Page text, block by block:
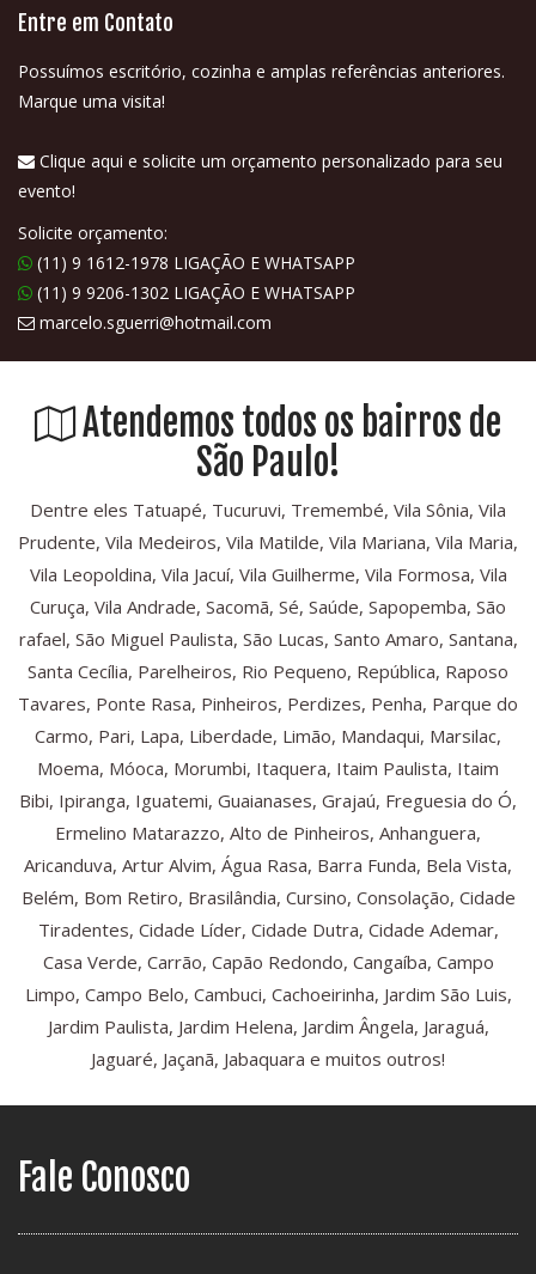
Entre em Contato
Possuímos escritório, cozinha e amplas referências anteriores.
Marque uma visita!
Clique aqui e solicite um orçamento personalizado para seu
evento!
Solicite orçamento:
(11) 9 1612-1978 LIGAÇÃO E WHATSAPP
(11) 9 9206-1302 LIGAÇÃO E WHATSAPP
marcelo.sguerri@hotmail.com
Atendemos todos os bairros de
São Paulo!
Dentre eles Tatuapé, Tucuruvi, Tremembé, Vila Sônia, Vila
Prudente, Vila Medeiros, Vila Matilde, Vila Mariana, Vila Maria,
Vila Leopoldina, Vila Jacuí, Vila Guilherme, Vila Formosa, Vila
Curuça, Vila Andrade, Sacomã, Sé, Saúde, Sapopemba, São
rafael, São Miguel Paulista, São Lucas, Santo Amaro, Santana,
Santa Cecília, Parelheiros, Rio Pequeno, República, Raposo
Tavares, Ponte Rasa, Pinheiros, Perdizes, Penha, Parque do
Carmo, Pari, Lapa, Liberdade, Limão, Mandaqui, Marsilac,
Moema, Móoca, Morumbi, Itaquera, Itaim Paulista, Itaim
Bibi, Ipiranga, Iguatemi, Guaianases, Grajaú, Freguesia do Ó,
Ermelino Matarazzo, Alto de Pinheiros, Anhanguera,
Aricanduva, Artur Alvim, Água Rasa, Barra Funda, Bela Vista,
Belém, Bom Retiro, Brasilândia, Cursino, Consolação, Cidade
Tiradentes, Cidade Líder, Cidade Dutra, Cidade Ademar,
Casa Verde, Carrão, Capão Redondo, Cangaíba, Campo
Limpo, Campo Belo, Cambuci, Cachoeirinha, Jardim São Luis,
Jardim Paulista, Jardim Helena, Jardim Ângela, Jaraguá,
Jaguaré, Jaçanã, Jabaquara e muitos outros!
Fale Conosco